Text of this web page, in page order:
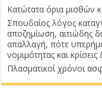
Κατώτατα όρια μισθών
Σπουδαίος λόγος
αποζημίωση, αιτιώδης
απαλλαγή, πότε
νομιμότητας και
Πλασματικοί χρόνοι